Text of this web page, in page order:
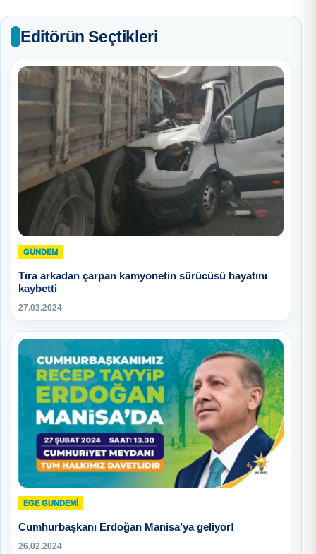
Editörün Seçtikleri
GÜNDEM
Tıra arkadan çarpan kamyonetin sürücüsü hayatını
kaybetti
27.03.2024
EGE GUNDEMİ
Cumhurbaşkanı Erdoğan Manisa’ya geliyor!
26.02.2024